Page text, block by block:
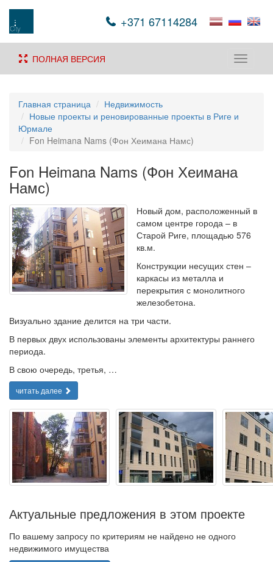
+371 67114284
Toggle
ПОЛНАЯ ВЕРСИЯ
Главная страница
Недвижимость
Новые проекты и реновированные проекты в Риге и
Юрмале
Fon Heimana Nams (Фон Хеимана Намс)
Fon Heimana Nams (Фон Хеимана
Намс)
Новый дом, расположенный в
самом центре города – в
Старой Риге, площадью 576
кв.м.
Конструкции несущих стен –
каркасы из металла и
перекрытия с монолитного
железобетона.
Визуально здание делится на три части.
В первых двух использованы элементы архитектуры раннего
периода.
В свою очередь, третья, …
читать далее
Актуальные предложения в этом проекте
По вашему запросу по критериям не найдено не одного
недвижимого имущества